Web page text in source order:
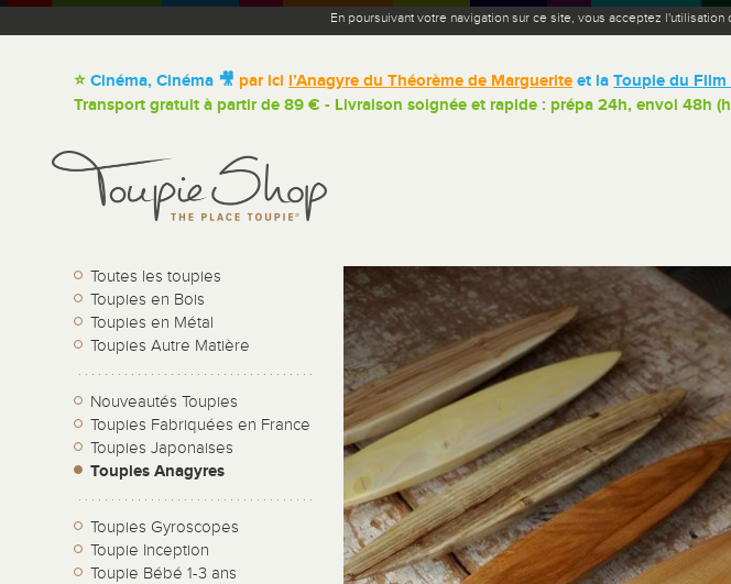
En poursuivant votre navigation sur ce site, vous acceptez
⭐Cinéma, Cinéma 🎥 par ici l’Anagyre du Théorème de Marguerite et laToupie du
Transport gratuit à partir de 89 € - Livraison soignée et rapide : prépa 24h, envoi 48h
Toutes les toupies
Toupies en Bois
Toupies en Métal
Toupies Autre Matière
Nouveautés Toupies
Toupies Fabriquées en France
Toupies Japonaises
Toupies Anagyres
Toupies Gyroscopes
Toupie Inception
Toupie Bébé 1-3 ans